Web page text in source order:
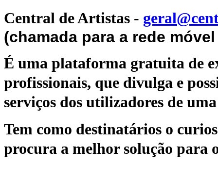
Central de Artistas -
(chamada para a rede
É uma plataforma gratuita de
profissionais, que divulga e
serviços dos utilizadores de
Tem como destinatários o
procura a melhor solução para